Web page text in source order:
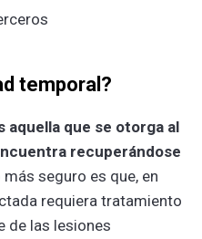
temporal?
aquella que se otorga al
recuperándose
más seguro es que, en
requiera tratamiento
de las lesiones